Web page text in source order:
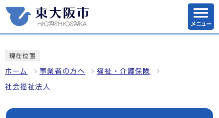
メニュー
現在位置
ホーム 事業者の方へ 福祉・介護保険
社会福祉法人